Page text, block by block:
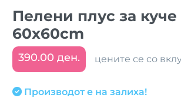
Пелени плус за куче
60x60cm
390.00 ден. цените се со
Производот е на залиха!